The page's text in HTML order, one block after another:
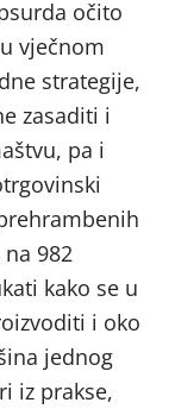
očito
vječnom
strategije,
zasaditi i
pa i
982
kako se u
i oko
jednog
iz prakse,